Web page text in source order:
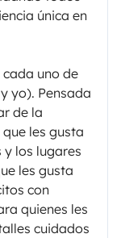
única en
uno de
yo). Pensada
de la
les gusta
los lugares
les gusta
con
quienes les
cuidados